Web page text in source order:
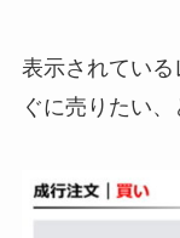
表示されてい
ぐに売りたい